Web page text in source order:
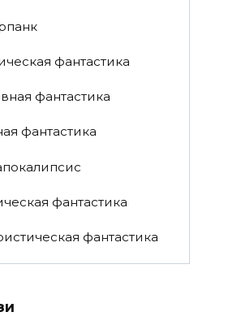
фантастика
фантастика
фантастика
фантастика
фантастика